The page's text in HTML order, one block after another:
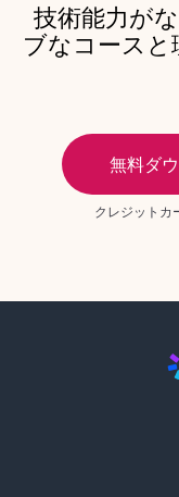
技術能力が
ブなコース
無料ダ
クレジットカ